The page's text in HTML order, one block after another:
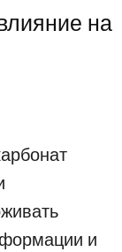
на
и